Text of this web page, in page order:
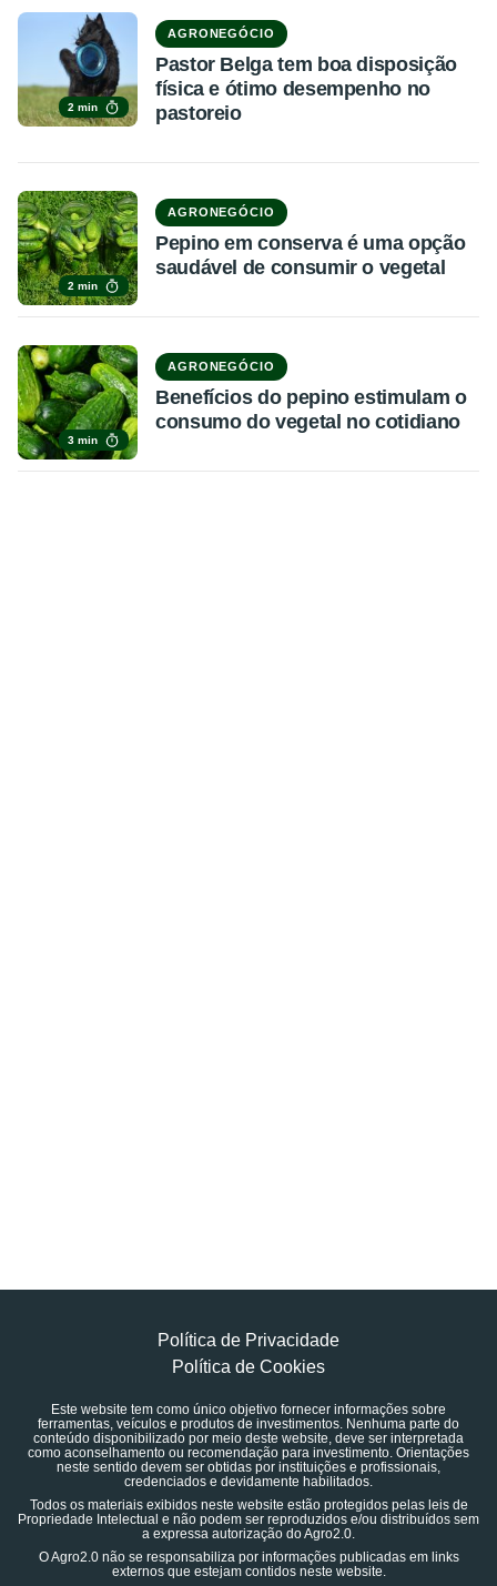
2 min
AGRONEGÓCIO
Pastor Belga tem boa disposição
física e ótimo desempenho no
pastoreio
2 min
AGRONEGÓCIO
Pepino em conserva é uma opção
saudável de consumir o vegetal
3 min
AGRONEGÓCIO
Benefícios do pepino estimulam o
consumo do vegetal no cotidiano
Política de Privacidade
Política de Cookies
Este website tem como único objetivo fornecer informações sobre
ferramentas, veículos e produtos de investimentos. Nenhuma parte do
conteúdo disponibilizado por meio deste website, deve ser interpretada
como aconselhamento ou recomendação para investimento. Orientações
neste sentido devem ser obtidas por instituições e profissionais,
credenciados e devidamente habilitados.
Todos os materiais exibidos neste website estão protegidos pelas leis de
Propriedade Intelectual e não podem ser reproduzidos e/ou distribuídos sem
a expressa autorização do Agro2.0.
O Agro2.0 não se responsabiliza por informações publicadas em links
externos que estejam contidos neste website.